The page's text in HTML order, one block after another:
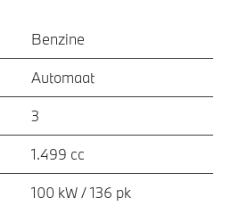
Benzine
Automaat
3
1.499 cc
100 kW / 136 pk